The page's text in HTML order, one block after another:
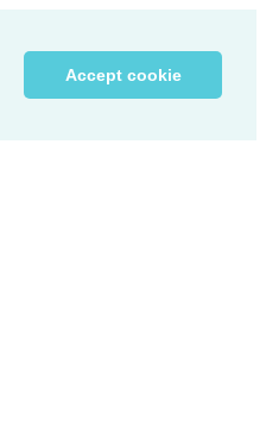
Accept cookie